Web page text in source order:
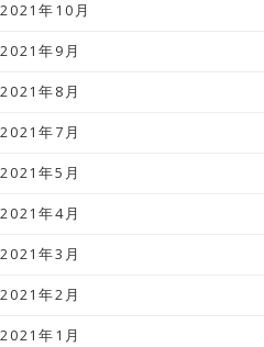
2021年10月
2021年9月
2021年8月
2021年7月
2021年5月
2021年4月
2021年3月
2021年2月
2021年1月